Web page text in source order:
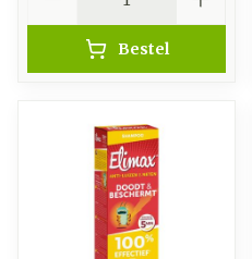
Bestel